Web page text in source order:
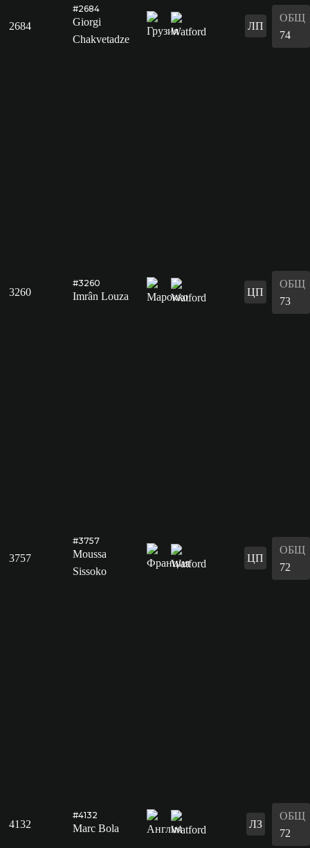
2684
#2684
Giorgi
Chakvetadze
ЛП
ОБЩ
74
3260
#3260
Imrân Louza ЦП
ОБЩ
73
3757
#3757
Moussa
Sissoko
ЦП
ОБЩ
72
4132
#4132
Marc Bola ЛЗ
ОБЩ
72